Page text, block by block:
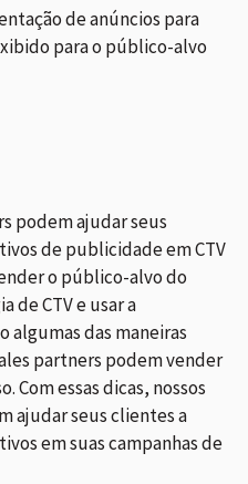
de anúncios para
para o público-alvo
podem ajudar seus
de publicidade em CTV
o público-alvo do
de CTV e usar a
algumas das maneiras
partners podem vender
Com essas dicas, nossos
ajudar seus clientes a
em suas campanhas de